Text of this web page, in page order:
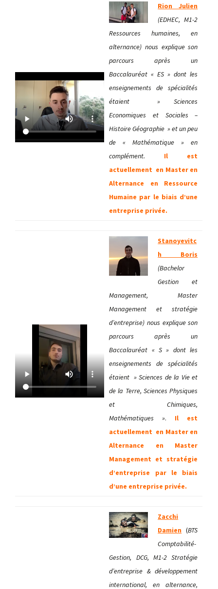
Rion Julien
(EDHEC, M1-2
Ressources humaines, en
alternance) nous explique son
parcours après un
Baccalauréat « ES » dont les
enseignements de spécialités
étaient » Sciences
Economiques et Sociales –
Histoire Géographie » et un peu
de « Mathématique » en
complément.
Il est
actuellement en Master en
Alternance en Ressource
Humaine par le biais d’une
entreprise privée.
Stanoyevitc
h Boris
(Bachelor
Gestion et
Management, Master
Management et stratégie
d’entreprise) nous explique son
parcours après un
Baccalauréat « S » dont les
enseignements de spécialités
étaient » Sciences de la Vie et
de la Terre, Sciences Physiques
et Chimiques,
Mathématiques ». Il est
actuellement en Master en
Alternance en Master
Management et stratégie
d’entreprise par le biais
d’une entreprise privée.
Zacchi
Damien (BTS
Comptabilité-
Gestion, DCG, M1-2 Stratégie
d’entreprise & développement
international, en alternance,